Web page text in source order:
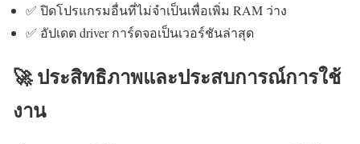
✅ ปิดโปรแกรมอื่นที่ไม่จำเป็นเพื่อเพิ่ม RAM ว่าง
✅ อัปเดต driver การ์ดจอเป็นเวอร์ชันล่าสุด
🚀 ประสิทธิภาพและประสบการณ์การใช้
งาน